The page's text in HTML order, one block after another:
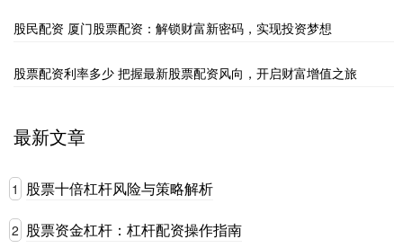
股民配资 厦门股票配资：解锁财富新密码，实现投资梦想
股票配资利率多少 把握最新股票配资风向，开启财富增值之旅
最新文章
1 股票十倍杠杆风险与策略解析
2 股票资金杠杆：杠杆配资操作指南